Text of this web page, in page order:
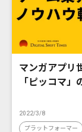
マンガアプリ
「ピッコマ」
2022/3/8
プラットフォーマー